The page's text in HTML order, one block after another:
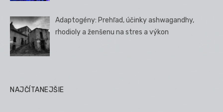
Adaptogény: Prehľad, účinky ashwagandhy,
rhodioly a ženšenu na stres a výkon
NAJČÍTANEJŠIE